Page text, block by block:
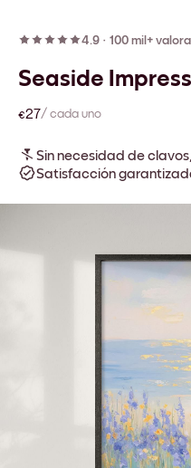
4.9 · 100 mil+
Seaside
€27/ cada uno
Sin necesidad de
Satisfacción